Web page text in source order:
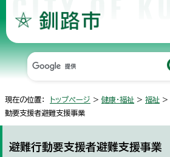
現在の位置： トップページ > 健康・福祉 > 福祉 >
動要支援者避難支援事業
避難行動要支援者避難支援事業